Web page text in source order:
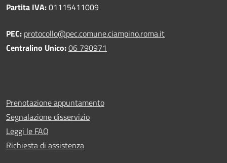
Partita IVA:01115411009
PEC: protocollo@pec.comune.ciampino.roma.it
Centralino Unico:06 790971
Prenotazione appuntamento
Segnalazione disservizio
Leggi le FAQ
Richiesta di assistenza